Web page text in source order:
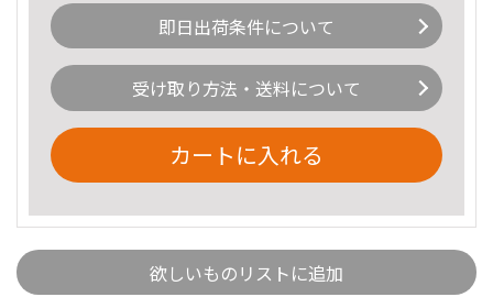
即日出荷条件について
受け取り方法・送料について
カートに入れる
欲しいものリストに追加